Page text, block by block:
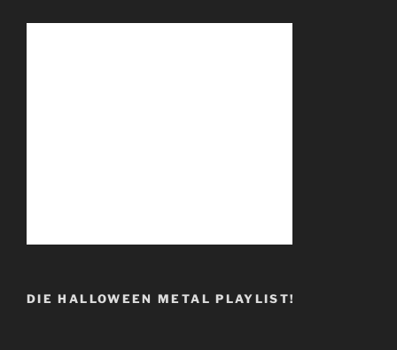
DIE HALLOWEEN METAL PLAYLIST!